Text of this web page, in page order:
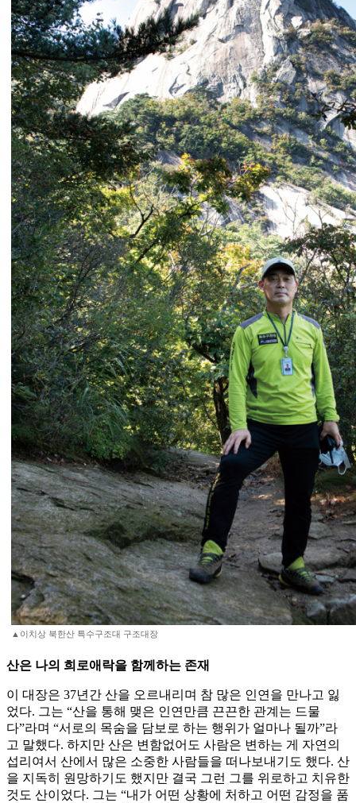
▲이치상 북한산 특수구조대 구조대장
산은 나의 희로애락을 함께하는 존재
이 대장은 37년간 산을 오르내리며 참 많은 인연을 만나고 잃
었다. 그는 “산을 통해 맺은 인연만큼 끈끈한 관계는 드물
다”라며 “서로의 목숨을 담보로 하는 행위가 얼마나 될까”라
고 말했다. 하지만 산은 변함없어도 사람은 변하는 게 자연의
섭리여서 산에서 많은 소중한 사람들을 떠나보내기도 했다. 산
을 지독히 원망하기도 했지만 결국 그런 그를 위로하고 치유한
것도 산이었다. 그는 “내가 어떤 상황에 처하고 어떤 감정을 품